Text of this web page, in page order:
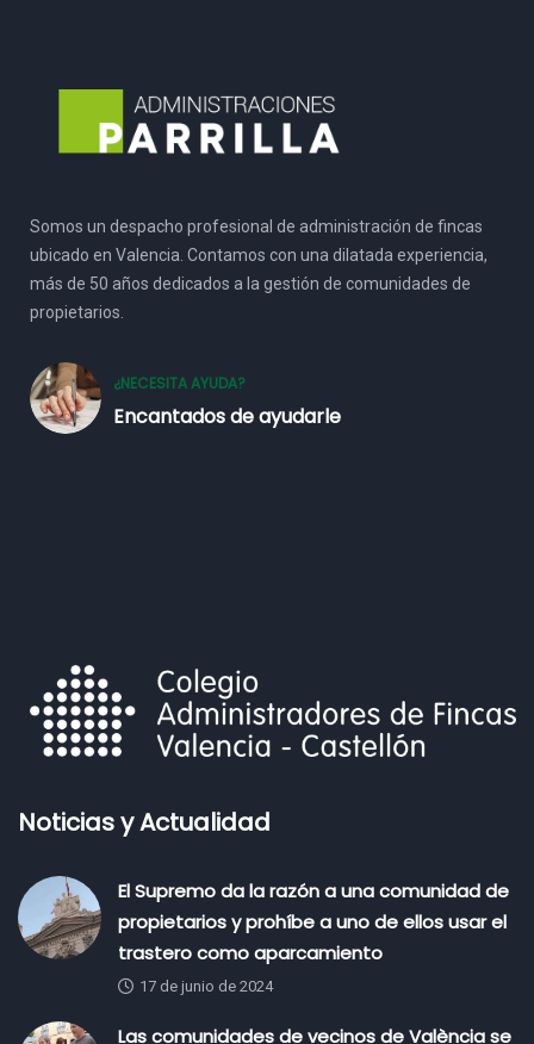
Somos un despacho profesional de administración de fincas
ubicado en Valencia. Contamos con una dilatada experiencia,
más de 50 años dedicados a la gestión de comunidades de
propietarios.
¿NECESITA AYUDA?
Encantados de ayudarle
Noticias y Actualidad
El Supremo da la razón a una comunidad de
propietarios y prohíbe a uno de ellos usar el
trastero como aparcamiento
17 de junio de 2024
Las comunidades de vecinos de València se